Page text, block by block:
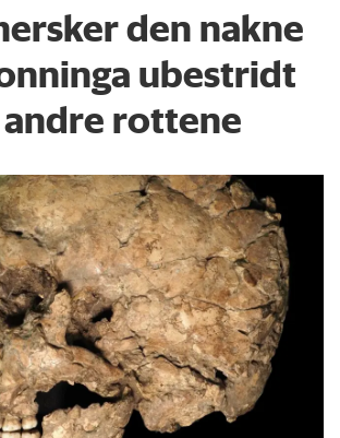
den nakne
ubestridt
rottene